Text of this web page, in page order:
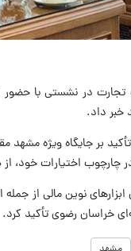
تجارت در نشستی با حضور
خبر داد.
تأکید بر جایگاه ویژه
چارچوب اختیارات خود،
ابزارهای نوین مالی از
خراسان رضوی تأکید کرد.